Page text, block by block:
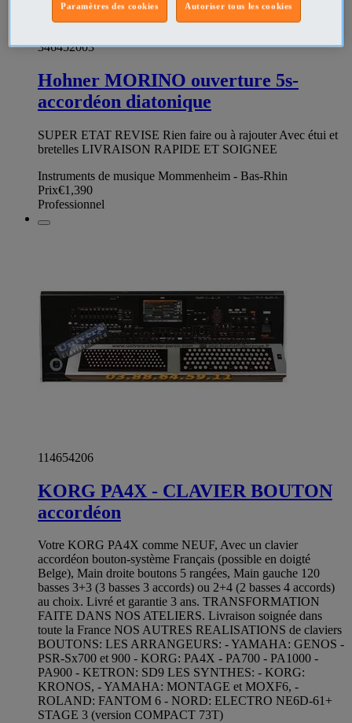
346452003
Hohner MORINO ouverture 5s-
accordéon diatonique
SUPER ETAT REVISE Rien faire ou à rajouter Avec étui et
bretelles LIVRAISON RAPIDE ET SOIGNEE
Instruments de musique Mommenheim - Bas-Rhin
Prix€1,390
Professionnel
114654206
KORG PA4X - CLAVIER BOUTON
accordéon
Votre KORG PA4X comme NEUF, Avec un clavier
accordéon bouton-système Français (possible en doigté
Belge), Main droite boutons 5 rangées, Main gauche 120
basses 3+3 (3 basses 3 accords) ou 2+4 (2 basses 4 accords)
au choix. Livré et garantie 3 ans. TRANSFORMATION
FAITE DANS NOS ATELIERS. Livraison soignée dans
toute la France NOS AUTRES REALISATIONS de claviers
BOUTONS: LES ARRANGEURS: - YAMAHA: GENOS -
PSR-Sx700 et 900 - KORG: PA4X - PA700 - PA1000 -
PA900 - KETRON: SD9 LES SYNTHES: - KORG:
KRONOS, - YAMAHA: MONTAGE et MOXF6, -
ROLAND: FANTOM 6 - NORD: ELECTRO NE6D-61+
STAGE 3 (version COMPACT 73T)
Autoriser tous les cookies
Paramètres des cookies